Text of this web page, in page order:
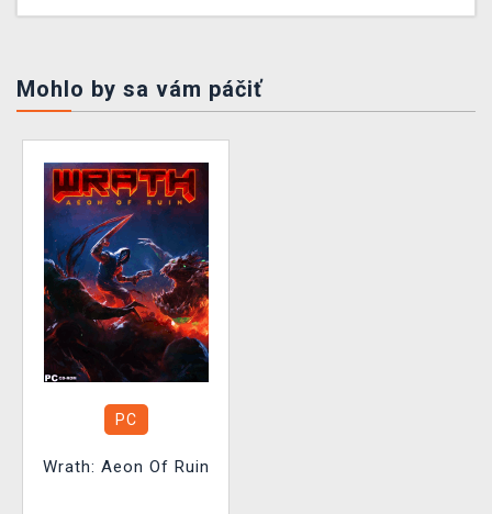
Mohlo by sa vám páčiť
PC
Wrath: Aeon Of Ruin